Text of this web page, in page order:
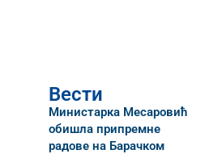
Вести
Министарка Месаровић
обишла припремне
радове на Барачком